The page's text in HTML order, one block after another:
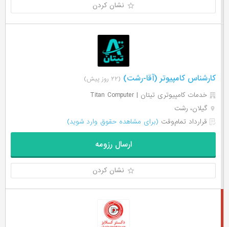
نشان کردن
کارشناس کامپیوتر (آقا-رشت) (۲۲ روز پیش)
خدمات کامپیوتری تیتان | Titan Computer
گیلان، رشت
قرارداد تمام‌وقت (برای مشاهده حقوق وارد شوید)
ارسال رزومه
نشان کردن